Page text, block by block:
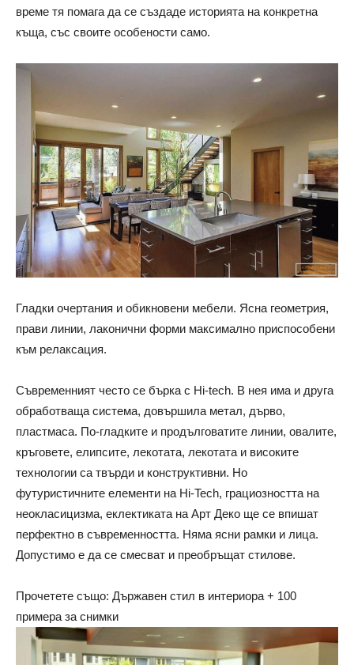
време тя помага да се създаде историята на конкретна
къща, със своите особености само.
Гладки очертания и обикновени мебели. Ясна геометрия,
прави линии, лаконични форми максимално приспособени
към релаксация.
Съвременният често се бърка с Hi-tech. В нея има и друга
обработваща система, довършила метал, дърво,
пластмаса. По-гладките и продълговатите линии, овалите,
кръговете, елипсите, лекотата, лекотата и високите
технологии са твърди и конструктивни. Но
футуристичните елементи на Hi-Tech, грациозността на
неокласицизма, еклектиката на Арт Деко ще се впишат
перфектно в съвременността. Няма ясни рамки и лица.
Допустимо е да се смесват и преобръщат стилове.
Прочетете също: Държавен стил в интериора + 100
примера за снимки